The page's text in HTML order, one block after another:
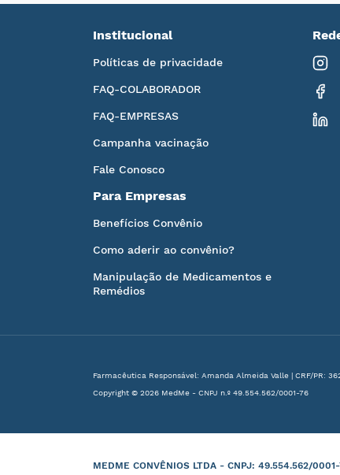
Institucional
Políticas de privacidade
FAQ-COLABORADOR
FAQ-EMPRESAS
Campanha vacinação
Fale Conosco
Para Empresas
Benefícios Convênio
Como aderir ao convênio?
Manipulação de Medicamentos e
Remédios
Farmacêutica Responsável: Amanda Almeida Valle | CRF/PR:
Copyright © 2026 MedMe - CNPJ n.º 49.554.562/0001-76
MEDME CONVÊNIOS LTDA - CNPJ: 49.554.562/